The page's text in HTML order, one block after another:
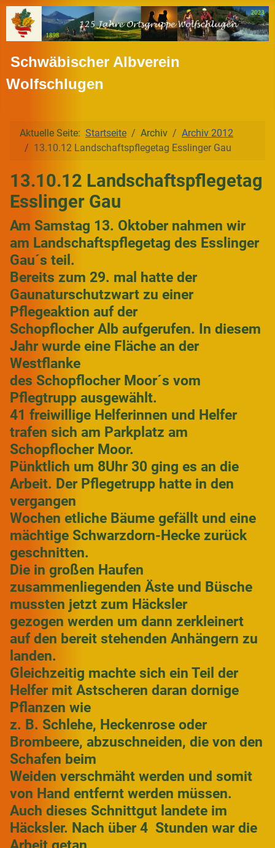
Schwäbischer Albverein
Wolfschlugen
Aktuelle Seite: Startseite Archiv
Archiv 2012
13.10.12 Landschaftspflegetag Esslinger Gau
13.10.12 Landschaftspflegetag
Esslinger Gau
Am Samstag 13. Oktober nahmen wir
am Landschaftspflegetag des Esslinger
Gau´s teil.
Bereits zum 29. mal hatte der
Gaunaturschutzwart zu einer
Pflegeaktion auf der
Schopflocher Alb aufgerufen. In diesem
Jahr wurde eine Fläche an der
Westflanke
des Schopflocher Moor´s vom
Pflegtrupp ausgewählt.
41 freiwillige Helferinnen und Helfer
trafen sich am Parkplatz am
Schopflocher Moor.
Pünktlich um 8Uhr 30 ging es an die
Arbeit. Der Pflegetrupp hatte in den
vergangen
Wochen etliche Bäume gefällt und eine
mächtige Schwarzdorn-Hecke zurück
geschnitten.
Die in großen Haufen
zusammenliegenden Äste und Büsche
mussten jetzt zum Häcksler
gezogen werden um dann zerkleinert
auf den bereit stehenden Anhängern zu
landen.
Gleichzeitig machte sich ein Teil der
Helfer mit Astscheren daran dornige
Pflanzen wie
z. B. Schlehe, Heckenrose oder
Brombeere, abzuschneiden, die von den
Schafen beim
Weiden verschmäht werden und somit
von Hand entfernt werden müssen.
Auch dieses Schnittgut landete im
Häcksler. Nach über 4 Stunden war die